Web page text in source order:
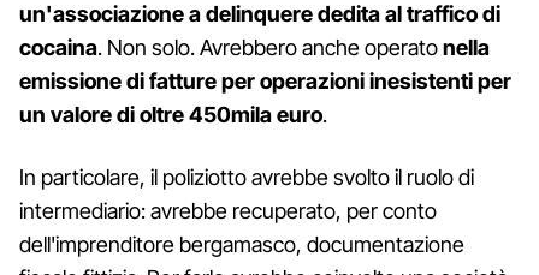
un'associazione a delinquere dedita al traffico di
cocaina. Non solo. Avrebbero anche operatonella
emissione di fatture per operazioni inesistenti per
un valore di oltre 450mila euro.
In particolare, il poliziotto avrebbe svolto il ruolo di
intermediario: avrebbe recuperato, per conto
dell'imprenditore bergamasco, documentazione